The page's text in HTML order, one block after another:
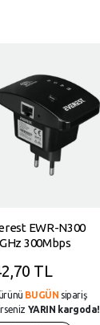
EWR-N300
300Mbps
Repeater+AP
Menzil
TL
BUGÜN sipariş
YARIN kargoda!